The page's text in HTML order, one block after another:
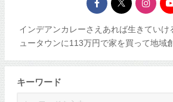
インデアンカレーさえあれば生きていけ
ュータウンに113万円で家を買って地域
キーワード